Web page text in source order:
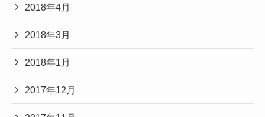
2018年4月
2018年3月
2018年1月
2017年12月